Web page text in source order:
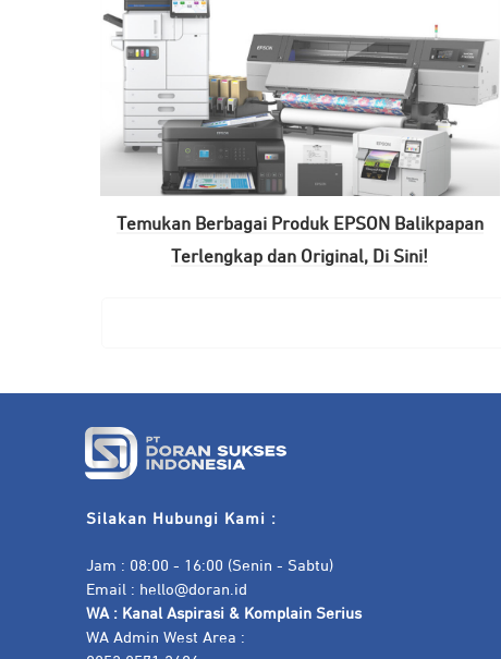
Temukan Berbagai Produk EPSON Balikpapan
Terlengkap dan Original, Di Sini!
Silakan Hubungi Kami :
Jam : 08:00 - 16:00 (Senin - Sabtu)
Email : hello@doran.id
WA : Kanal Aspirasi & Komplain Serius
WA Admin West Area :